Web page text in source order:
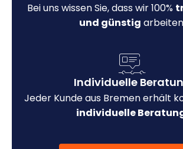
Bei uns wissen Sie, dass wir 100%
und günstig
Individuelle
Jeder Kunde aus Bremen erhält
individuelle